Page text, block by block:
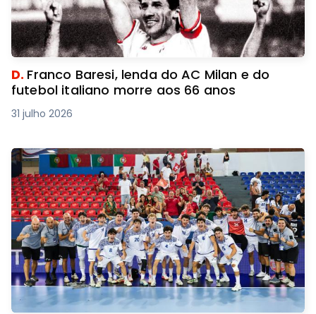
D. Franco Baresi, lenda do AC Milan e do
futebol italiano morre aos 66 anos
31 julho 2026